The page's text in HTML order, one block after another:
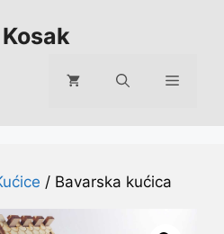
Kosak
/ Bavarska kućica